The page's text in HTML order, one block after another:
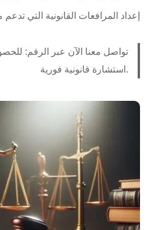
إعداد المرافعات القانونية التي
استشارة قانونية فورية.